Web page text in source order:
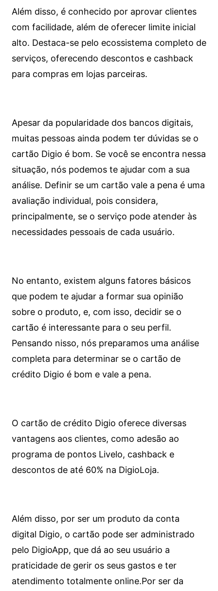
Além disso, é conhecido por aprovar clientes
com facilidade, além de oferecer limite inicial
alto. Destaca-se pelo ecossistema completo de
serviços, oferecendo descontos e cashback
para compras em lojas parceiras.
Apesar da popularidade dos bancos digitais,
muitas pessoas ainda podem ter dúvidas se o
cartão Digio é bom. Se você se encontra nessa
situação, nós podemos te ajudar com a sua
análise. Definir se um cartão vale a pena é uma
avaliação individual, pois considera,
principalmente, se o serviço pode atender às
necessidades pessoais de cada usuário.
No entanto, existem alguns fatores básicos
que podem te ajudar a formar sua opinião
sobre o produto, e, com isso, decidir se o
cartão é interessante para o seu perfil.
Pensando nisso, nós preparamos uma análise
completa para determinar se o cartão de
crédito Digio é bom e vale a pena.
O cartão de crédito Digio oferece diversas
vantagens aos clientes, como adesão ao
programa de pontos Livelo, cashback e
descontos de até 60% na DigioLoja.
Além disso, por ser um produto da conta
digital Digio, o cartão pode ser administrado
pelo DigioApp, que dá ao seu usuário a
praticidade de gerir os seus gastos e ter
atendimento totalmente online.Por ser da